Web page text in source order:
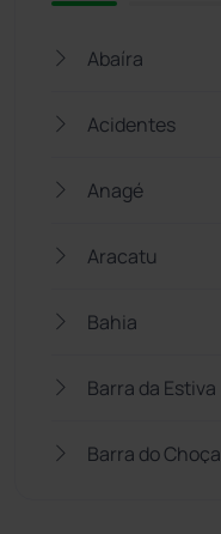
Abaíra
Acidentes
Anagé
Aracatu
Bahia
Barra da Estiva
Barra do Choça